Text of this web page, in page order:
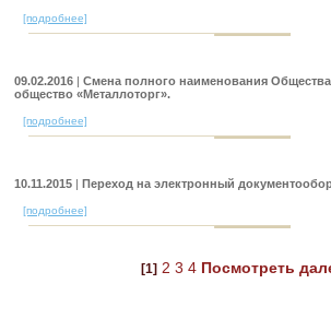
[подробнее]
09.02.2016
Смена полного наименования
общество «Металлоторг».
[подробнее]
10.11.2015 Переход на электронный
[подробнее]
[1] 2 3 4 Посмотреть